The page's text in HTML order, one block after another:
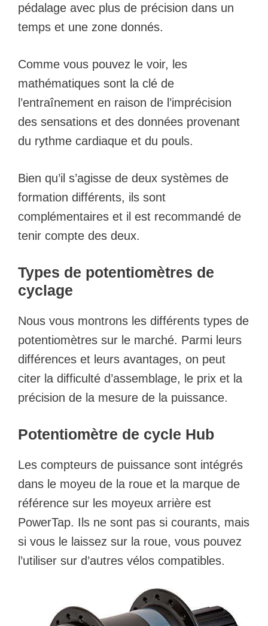
pédalage avec plus de précision dans un
temps et une zone donnés.
Comme vous pouvez le voir, les
mathématiques sont la clé de
l’entraînement en raison de l’imprécision
des sensations et des données provenant
du rythme cardiaque et du pouls.
Bien qu’il s’agisse de deux systèmes de
formation différents, ils sont
complémentaires et il est recommandé de
tenir compte des deux.
Types de potentiomètres de
cyclage
Nous vous montrons les différents types de
potentiomètres sur le marché. Parmi leurs
différences et leurs avantages, on peut
citer la difficulté d’assemblage, le prix et la
précision de la mesure de la puissance.
Potentiomètre de cycle Hub
Les compteurs de puissance sont intégrés
dans le moyeu de la roue et la marque de
référence sur les moyeux arrière est
PowerTap. Ils ne sont pas si courants, mais
si vous le laissez sur la roue, vous pouvez
l’utiliser sur d’autres vélos compatibles.